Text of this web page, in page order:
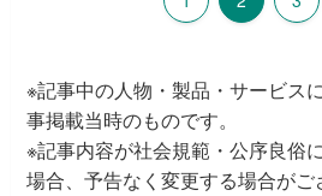
※記事中の人物・製品・サービス
事掲載当時のものです。
※記事内容が社会規範・公序良俗
場合、予告なく変更する場合がご